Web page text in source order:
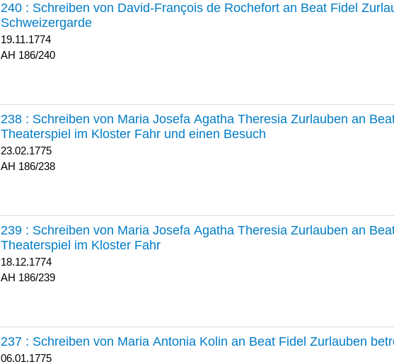
240 : Schreiben von David-François de Rochefort an Beat Fidel
Schweizergarde
19.11.1774
186/240
238 : Schreiben von Maria Josefa Agatha Theresia Zurlauben an
Theaterspiel im Kloster Fahr und einen Besuch
23.02.1775
186/238
239 : Schreiben von Maria Josefa Agatha Theresia Zurlauben an
Theaterspiel im Kloster Fahr
18.12.1774
186/239
237 : Schreiben von Maria Antonia Kolin an Beat Fidel Zurlauben
06.01.1775